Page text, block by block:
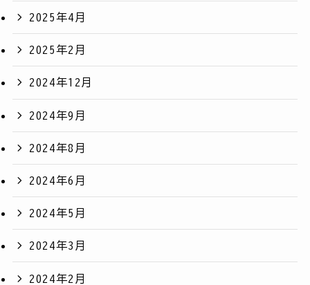
2025年4月
2025年2月
2024年12月
2024年9月
2024年8月
2024年6月
2024年5月
2024年3月
2024年2月